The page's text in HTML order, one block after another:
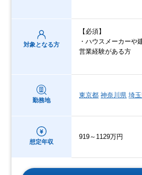
対象となる方
【必須】
・ハウスメーカーや
営業経験がある方
勤務地
東京都 神奈川県 埼
想定年収
919～1129万円